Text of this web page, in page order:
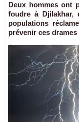
Deux hommes ont
foudre à Djilakhar,
populations
prévenir ces